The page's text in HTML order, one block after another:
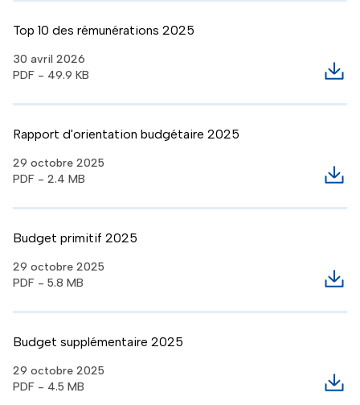
Top 10 des rémunérations 2025
30 avril 2026
PDF - 49.9 KB
Rapport d'orientation budgétaire 2025
29 octobre 2025
PDF - 2.4 MB
Budget primitif 2025
29 octobre 2025
PDF - 5.8 MB
Budget supplémentaire 2025
29 octobre 2025
PDF - 4.5 MB